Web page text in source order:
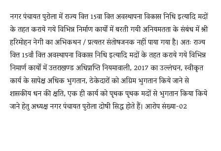
नगर पंचायत पुरोला में राज्य वित्त 15वा वित्त अवस्थापना विकास निधि इत्यादि मदों
के तहत कराये गये विभिन्न निर्माण कार्यों में बरती गयी अनियमतता के संबंध में श्री
हरिमोहन नेगी का अभिकथन / प्रत्यत्तर संतोषजनक नहीं पाया गया है। अतः राज्य
वित्त 15वाँ वित्त अवस्थापना विकास निधि इत्यादि मदों के तहत कराये गये विभिन्न
निमार्ण कार्यों में उत्तराखण्ड अधिप्राप्ति नियमावाली, 2017 का उल्लंघन, स्वीकृत
कार्य के सापेक्ष अधिक भुगतान, ठेकेदारों को अग्रिम भुगतान किये जाने से
शासकीय धन की क्षति, एक ही कार्य को पृथक पृथक मदों से भुगतान किया किये
जाने हेतु अध्यक्ष नगर पंचायत पुरोला दोषी सिद्ध होते हैं। आरोप संख्या-02